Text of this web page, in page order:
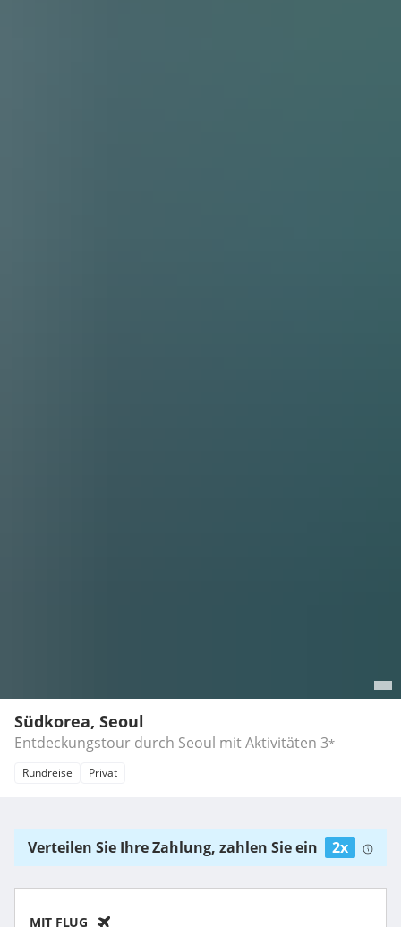
Südkorea, Seoul
Entdeckungstour durch Seoul mit Aktivitäten 3*
Rundreise Privat
Verteilen Sie Ihre Zahlung, zahlen Sie ein 2x
MIT FLUG